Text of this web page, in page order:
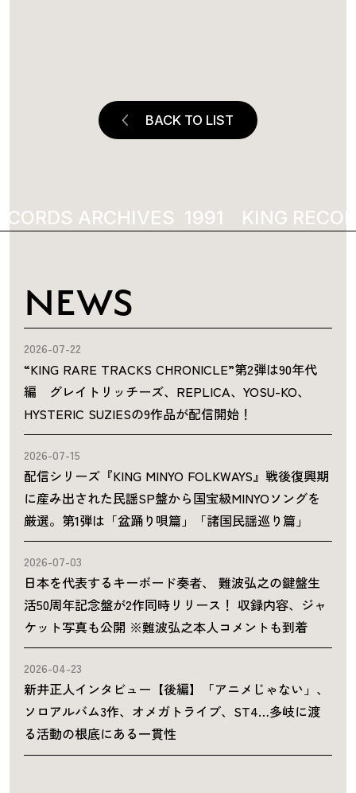
BACK TO LIST
ARCHIVES 1991 KING
NEWS
2026-07-22
“KING RARE TRACKS CHRONICLE”第2弾は90年代
編 グレイトリッチーズ、REPLICA、YOSU-KO、
HYSTERIC SUZIESの9作品が配信開始！
2026-07-15
配信シリーズ『KING MINYO FOLKWAYS』戦後復興期
に産み出された民謡SP盤から国宝級MINYOソングを
厳選。第1弾は「盆踊り唄篇」「諸国民謡巡り篇」
2026-07-03
日本を代表するキーボード奏者、 難波弘之の鍵盤生
活50周年記念盤が2作同時リリース！ 収録内容、ジャ
ケット写真も公開 ※難波弘之本人コメントも到着
2026-04-23
新井正人インタビュー【後編】「アニメじゃない」、
ソロアルバム3作、オメガトライブ、ST4…多岐に渡
る活動の根底にある一貫性